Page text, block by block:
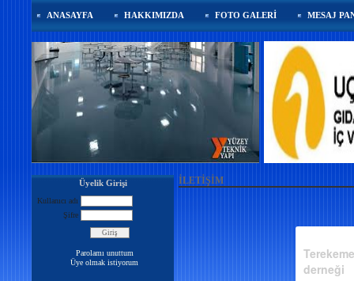
ANASAYFA HAKKIMIZDA FOTO GALERİ MESAJ
Üyelik Girişi
Kullanıcı adı
Şifre
Parolamı unuttum
Üye olmak istiyorum
İLETİŞİM
derneği